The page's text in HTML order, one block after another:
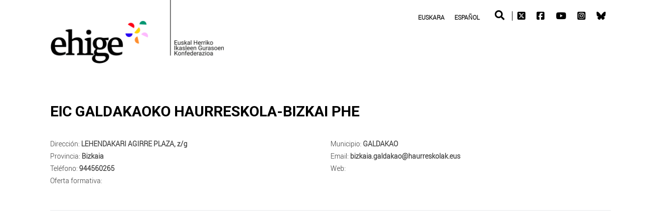
EUSKARA ESPAÑOL
EIC GALDAKAOKO HAURRESKOLA-BIZKAI PHE
Dirección: LEHENDAKARI AGIRRE PLAZA, z/g Municipio: GALDAKAO
Provincia: Bizkaia Email: bizkaia.galdakao@haurreskolak.eus
Teléfono: 944560265
Web:
Oferta formativa: